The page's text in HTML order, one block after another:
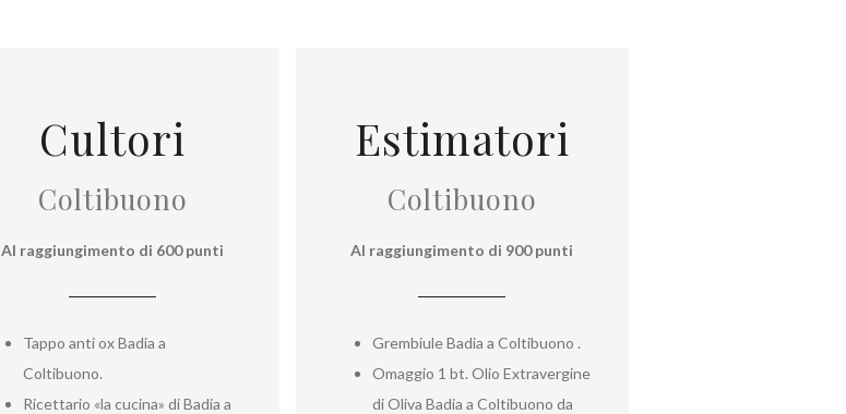
Cultori
Coltibuono
Al raggiungimento di 600 punti
Tappo anti ox Badia a
Coltibuono.
Ricettario «la cucina» di Badia a
Estimatori
Coltibuono
Al raggiungimento di 900 punti
Grembiule Badia a Coltibuono .
Omaggio 1 bt. Olio Extravergine
di Oliva Badia a Coltibuono da